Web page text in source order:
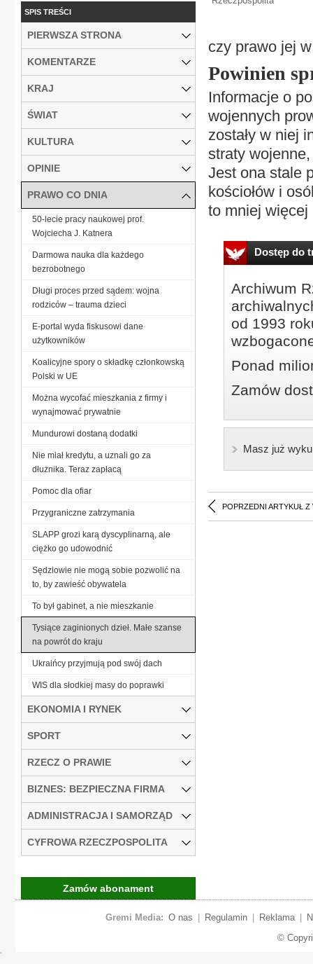
czy prawo jej
Powinien
Informacje o
wojennych
zostały w niej
straty
Jest ona stale
kościołów i
to mniej więcej
Dostęp do
Archiwum
od 1993
Ponad
Zamów
Masz już
POPRZEDNI ARTYKUŁ Z
SPIS TREŚCI
PIERWSZA STRONA
KOMENTARZE
KRAJ
ŚWIAT
KULTURA
OPINIE
PRAWO CO DNIA
50-lecie pracy naukowej prof.
Wojciecha J. Katnera
Darmowa nauka dla każdego
bezrobotnego
Długi proces przed sądem: wojna
rodziców – trauma dzieci
E-portal wyda fiskusowi dane
użytkowników
Koalicyjne spory o składkę członkowską
Polski w UE
Można wycofać mieszkania z firmy i
wynajmować prywatnie
Mundurowi dostaną dodatki
Nie miał kredytu, a uznali go za
dłużnika. Teraz zapłacą
Pomoc dla ofiar
Przygraniczne zatrzymania
SLAPP grozi karą dyscyplinarną, ale
ciężko go udowodnić
Sędziowie nie mogą sobie pozwolić na
to, by zawieść obywatela
To był gabinet, a nie mieszkanie
Tysiące zaginionych dzieł. Małe szanse
na powrót do kraju
Ukraińcy przyjmują pod swój dach
WIS dla słodkiej masy do poprawki
EKONOMIA I RYNEK
SPORT
RZECZ O PRAWIE
BIZNES: BEZPIECZNA FIRMA
ADMINISTRACJA I SAMORZĄD
CYFROWA RZECZPOSPOLITA
Zamów abonament
Gremi Media: O nas Regulamin Reklama
©